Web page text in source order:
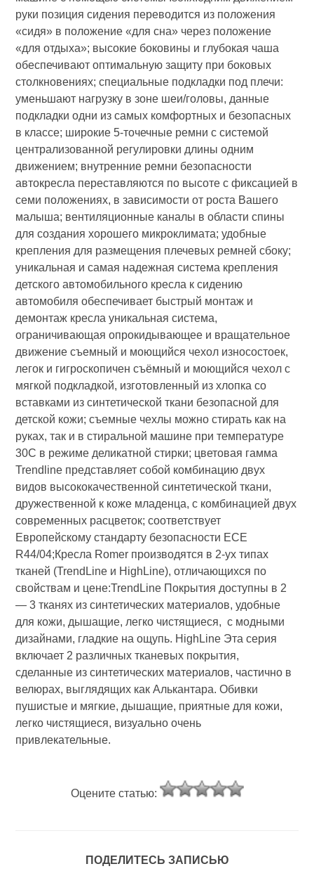
руки позиция сидения переводится из положения
«сидя» в положение «для сна» через положение
«для отдыха»; высокие боковины и глубокая чаша
обеспечивают оптимальную защиту при боковых
столкновениях; специальные подкладки под плечи:
уменьшают нагрузку в зоне шеи/головы, данные
подкладки одни из самых комфортных и безопасных
в классе; широкие 5-точечные ремни с системой
централизованной регулировки длины одним
движением; внутренние ремни безопасности
автокресла переставляются по высоте с фиксацией в
семи положениях, в зависимости от роста Вашего
малыша; вентиляционные каналы в области спины
для создания хорошего микроклимата; удобные
крепления для размещения плечевых ремней сбоку;
уникальная и самая надежная система крепления
детского автомобильного кресла к сидению
автомобиля обеспечивает быстрый монтаж и
демонтаж кресла уникальная система,
ограничивающая опрокидывающее и вращательное
движение съемный и моющийся чехол износостоек,
легок и гигроскопичен съёмный и моющийся чехол с
мягкой подкладкой, изготовленный из хлопка со
вставками из синтетической ткани безопасной для
детской кожи; съемные чехлы можно стирать как на
руках, так и в стиральной машине при температуре
30С в режиме деликатной стирки; цветовая гамма
Trendline представляет собой комбинацию двух
видов высококачественной синтетической ткани,
дружественной к коже младенца, с комбинацией двух
современных расцветок; соответствует
Европейскому стандарту безопасности ЕСЕ
R44/04;Кресла Romer производятся в 2-ух типах
тканей (TrendLine и HighLine), отличающихся по
свойствам и цене:TrendLine Покрытия доступны в 2
— 3 тканях из синтетических материалов, удобные
для кожи, дышащие, легко чистящиеся, с модными
дизайнами, гладкие на ощупь. HighLine Эта серия
включает 2 различных тканевых покрытия,
сделанные из синтетических материалов, частично в
велюрах, выглядящих как Алькантара. Обивки
пушистые и мягкие, дышащие, приятные для кожи,
легко чистящиеся, визуально очень
привлекательные.
Оцените статью:
ПОДЕЛИТЕСЬ ЗАПИСЬЮ